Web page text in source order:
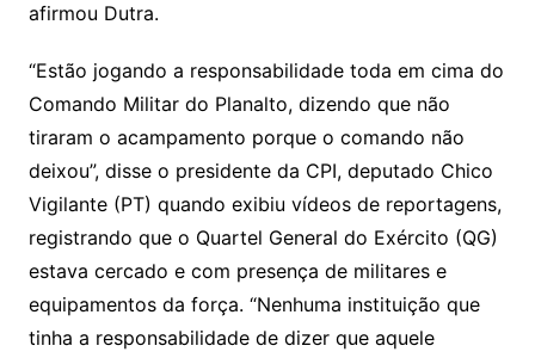
afirmou Dutra.
“Estão jogando a responsabilidade toda em cima do
Comando Militar do Planalto, dizendo que não
tiraram o acampamento porque o comando não
deixou”, disse o presidente da CPI, deputado Chico
Vigilante (PT) quando exibiu vídeos de reportagens,
registrando que o Quartel General do Exército (QG)
estava cercado e com presença de militares e
equipamentos da força. “Nenhuma instituição que
tinha a responsabilidade de dizer que aquele